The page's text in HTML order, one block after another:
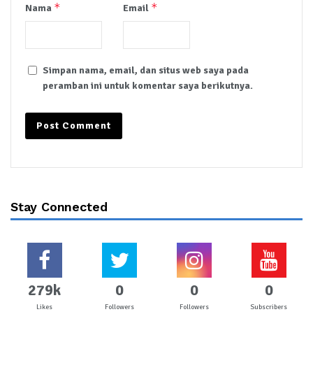
Nama * Email *
Simpan nama, email, dan situs web saya pada
peramban ini untuk komentar saya berikutnya.
Stay Connected
279k
Likes
0
Followers
0
Followers
0
Subscribers